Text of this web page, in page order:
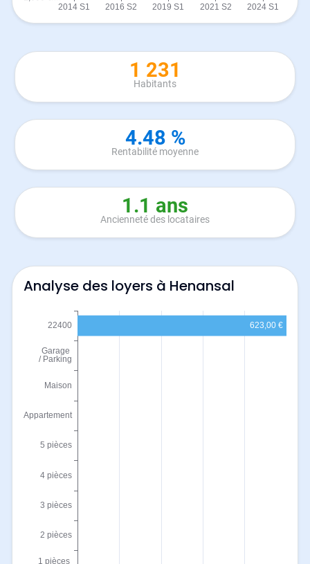
1 231
Habitants
4.48 %
Rentabilité moyenne
1.1 ans
Ancienneté des locataires
Analyse des loyers à Henansal